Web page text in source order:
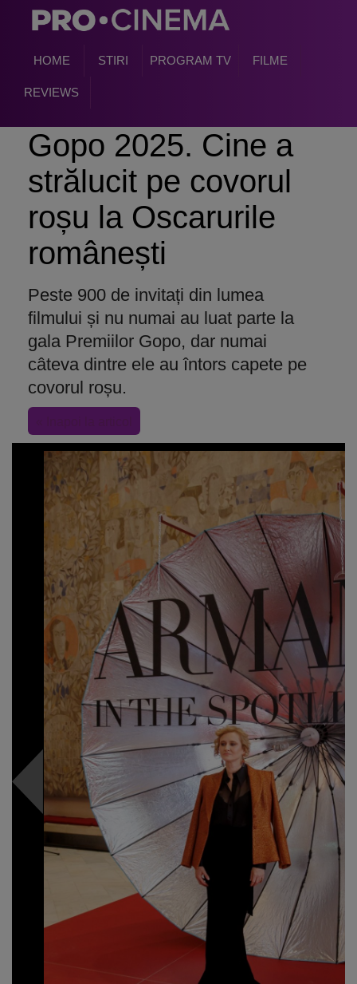
HOME STIRI PROGRAM TV FILME
REVIEWS
Gopo 2025. Cine a
strălucit pe covorul
roșu la Oscarurile
românești
Peste 900 de invitați din lumea
filmului și nu numai au luat parte la
gala Premiilor Gopo, dar numai
câteva dintre ele au întors capete pe
covorul roșu.